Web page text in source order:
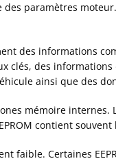
paramètres
des informations
clés, des informations
ainsi que des
mémoire
contient
faible. Certaines